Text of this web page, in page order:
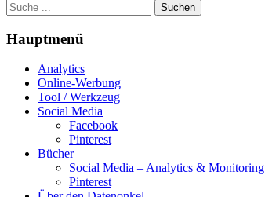
Suche
nach:
Hauptmenü
Analytics
Online-Werbung
Tool / Werkzeug
Social Media
Facebook
Pinterest
Bücher
Social Media – Analytics & Monitoring
Pinterest